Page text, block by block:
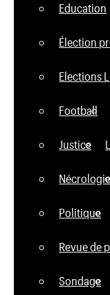
Education
Élection
Elections
Football
Justice
Nécrologie
Politique
Revue de
Sondage